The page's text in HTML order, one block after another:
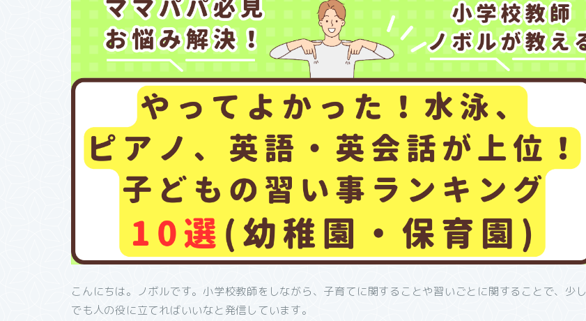
こんにちは。ノボルです。小学校教師をしながら、子育てに関することや習いごとに関することで、少し
でも人の役に立てればいいなと発信しています。